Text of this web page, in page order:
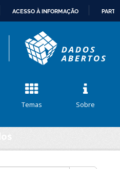
CONTEÚDO
ACESSO À INFORMAÇÃO
Temas Sobre